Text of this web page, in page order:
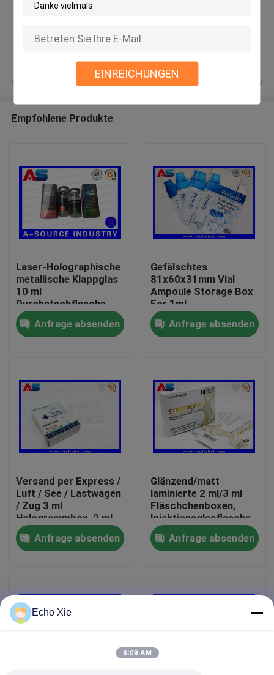
EINREICHUNGEN
Haus
Fabrik-Ausflug
Qualitätskontrolle
Treten Sie mit uns in Verbindung
Fordern Sie ein Zitat
Kästen der Phiolen-10ml
Empfohlene Produkte
Laser-Holographische
metallische Klappglas
10 ml
Durchstechflasche
Steroid-Boxen
Verpackung
pharmazeutische
Anfrage absenden
Gefälschtes
81x60x31mm Vial
Ampoule Storage Box
For 1ml
AntiTestosteron-
Propionat
Anfrage absenden
Versand per Express /
Luft / See / Lastwagen
/ Zug 3 ml
Hologrammbox, 2 ml
Papierbox für Peptide
Anfrage absenden
Glänzend/matt
laminierte 2 ml/3 ml
Fläschchenboxen,
Injektionsglasflasche
für Peptide/Hcg/Reta
Anfrage absenden
Echo Xie
8:09 AM